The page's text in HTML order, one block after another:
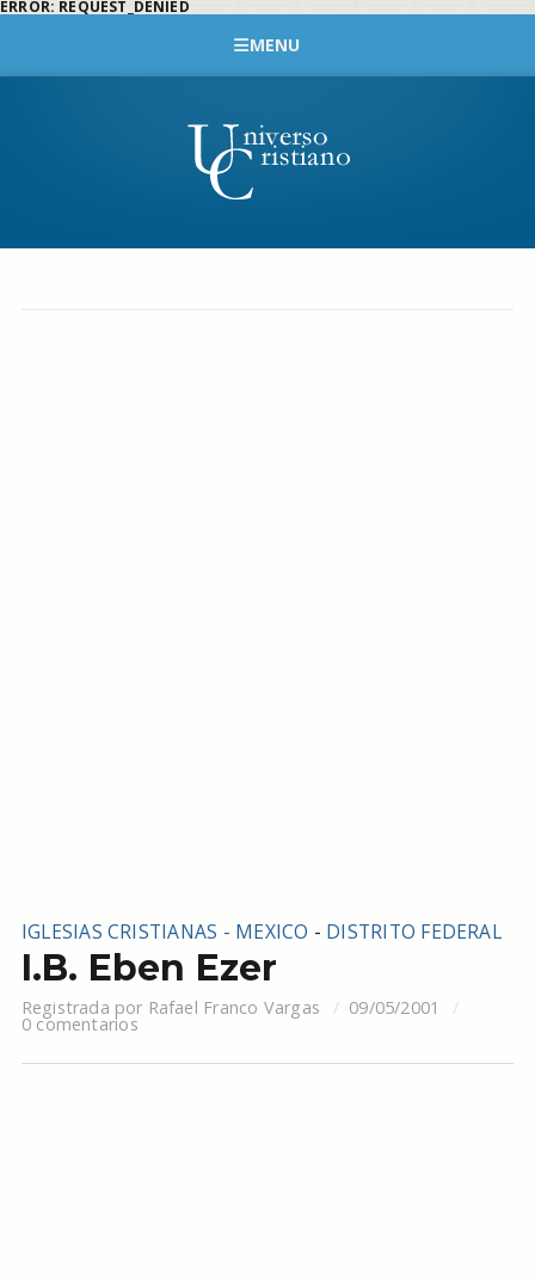
ERROR: REQUEST_DENIED
MENU
IGLESIAS CRISTIANAS - MEXICO - DISTRITO FEDERAL
I.B. Eben Ezer
Registrada por Rafael Franco Vargas 09/05/2001
0 comentarios